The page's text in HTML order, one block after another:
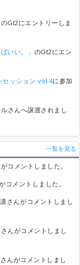
のGt2にエントリーしま
いい。」 のGt2にエン
セッション vol.4に参加
さんへ譲渡されまし
一覧を見る
コメントしました。
コメントしました。
さんがコメントしまし
んがコメントしまし
んがコメントしまし